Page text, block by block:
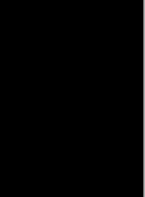
con enlaces a
catálogo de
También puedes
prioridad y te